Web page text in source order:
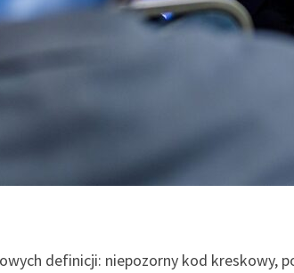
definicji: niepozorny kod kreskowy,